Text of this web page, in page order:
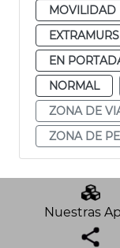
MOVILIDAD
EXTRAMURS
EN
NORMAL
ZONA DE
ZONA DE
Nuestras